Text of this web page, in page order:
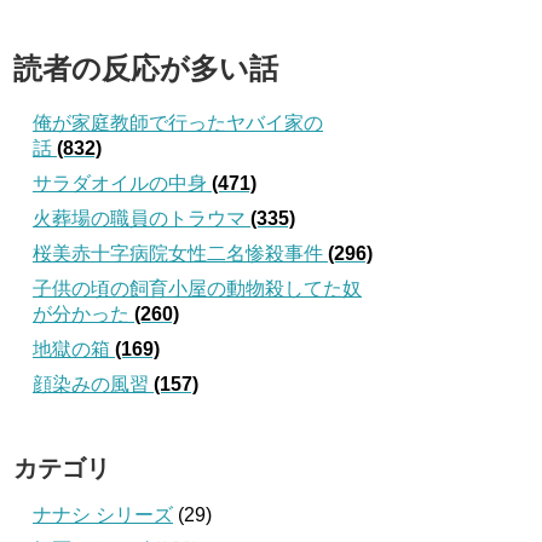
読者の反応が多い話
俺が家庭教師で行ったヤバイ家の
話 (832)
サラダオイルの中身 (471)
火葬場の職員のトラウマ (335)
桜美赤十字病院女性二名惨殺事件 (296)
子供の頃の飼育小屋の動物殺してた奴
が分かった (260)
地獄の箱 (169)
顔染みの風習 (157)
カテゴリ
ナナシ シリーズ (29)